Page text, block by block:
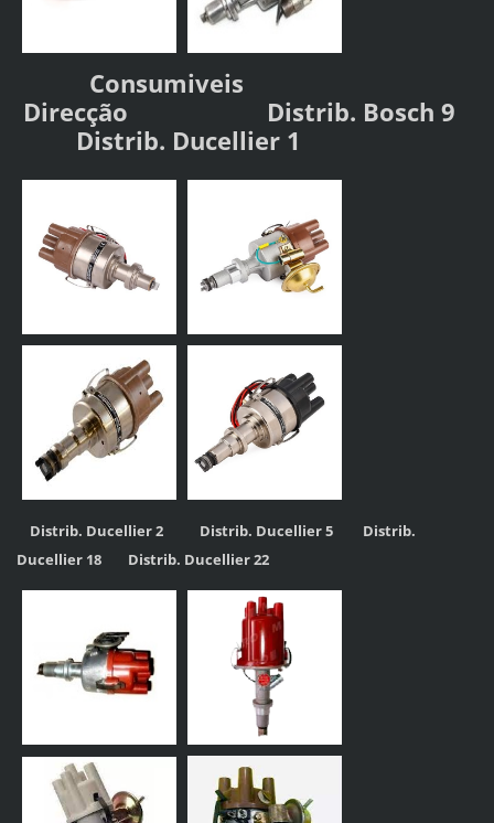
Consumiveis
Direcção Distrib. Bosch 9
Distrib. Ducellier 1
Distrib. Ducellier 2 Distrib. Ducellier 5 Distrib.
Ducellier 18 Distrib. Ducellier 22